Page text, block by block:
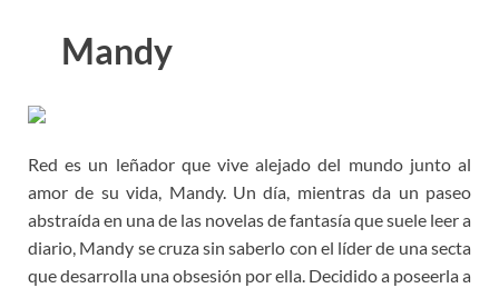
Mandy
Red es un leñador que vive alejado del mundo junto al
amor de su vida, Mandy. Un día, mientras da un paseo
abstraída en una de las novelas de fantasía que suele leer a
diario, Mandy se cruza sin saberlo con el líder de una secta
que desarrolla una obsesión por ella. Decidido a poseerla a